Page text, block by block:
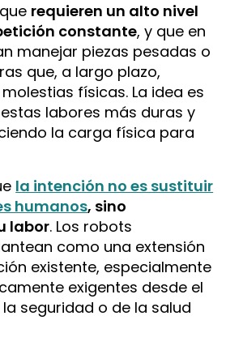
requieren un alto nivel
constante, y que en
manejar piezas pesadas o
que, a largo plazo,
físicas. La idea es
estas labores más duras y
la carga física para
la intención no es sustituir
humanos, sino
labor. Los robots
como una extensión
existente, especialmente
exigentes desde el
seguridad o de la salud